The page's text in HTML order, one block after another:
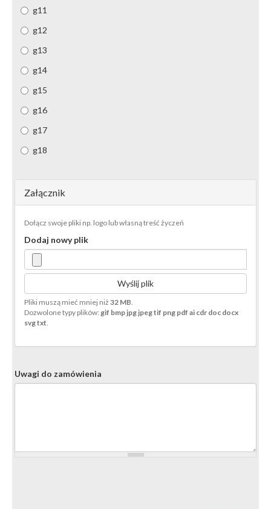
g11
g12
g13
g14
g15
g16
g17
g18
Załącznik
Dołącz swoje pliki np. logo lub własną treść życzeń
Dodaj nowy plik
Wyślij plik
Pliki muszą mieć mniej niż32 MB
Dozwolone typy plików: gif bmp jpg jpeg tif png pdf ai cdr doc docx
svg txt
Uwagi do zamówienia